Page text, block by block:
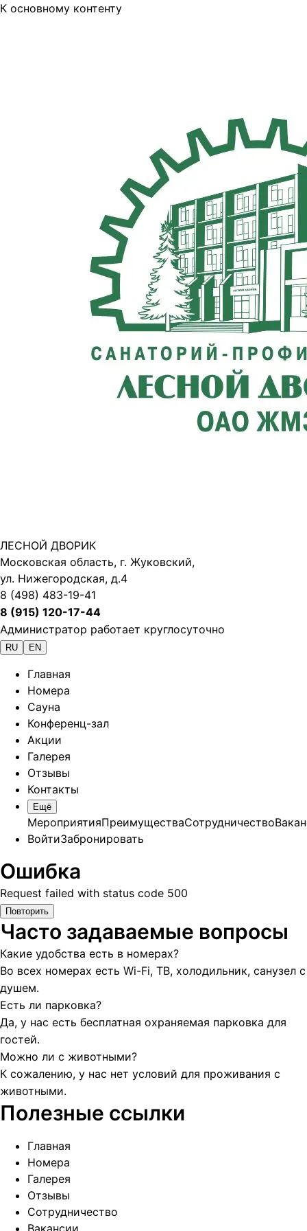
К основному контенту
ЛЕСНОЙ ДВОРИК
Московская область, г. Жуковский,
ул. Нижегородская, д.4
8 (498) 483-19-41
8 (915) 120-17-44
Администратор работает круглосуточно
RU EN
Главная
Номера
Сауна
Конференц-зал
Акции
Галерея
Отзывы
Контакты
Ещё
МероприятияПреимуществаСотрудничество
ВойтиЗабронировать
Ошибка
Request failed with status code 500
Повторить
Часто задаваемые вопросы
Какие удобства есть в номерах?
Во всех номерах есть Wi-Fi, ТВ, холодильник, санузел с
душем.
Есть ли парковка?
Да, у нас есть бесплатная охраняемая парковка для
гостей.
Можно ли с животными?
К сожалению, у нас нет условий для проживания с
животными.
Полезные ссылки
Главная
Номера
Галерея
Отзывы
Сотрудничество
Вакансии